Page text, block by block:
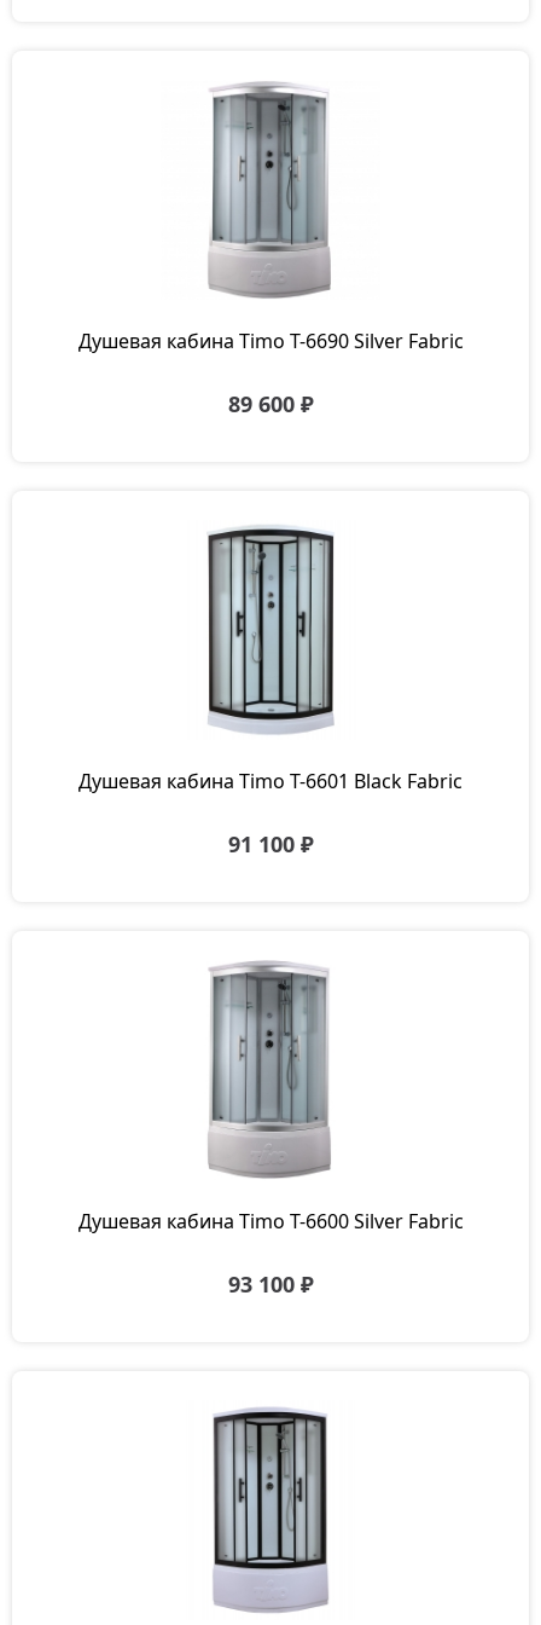
Душевая кабина Timo T-6690 Silver Fabric
89 600 ₽
Душевая кабина Timo T-6601 Black Fabric
91 100 ₽
Душевая кабина Timo T-6600 Silver Fabric
93 100 ₽